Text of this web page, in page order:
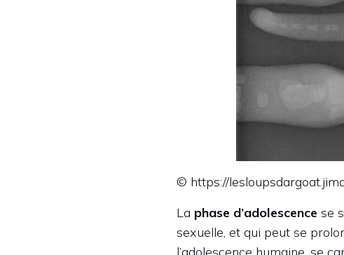
© https://
La phase d’adolescence se
sexuelle, et qui peut se